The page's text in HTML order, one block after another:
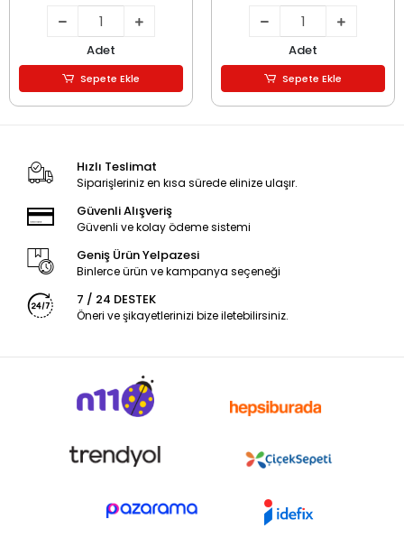
Adet
Sepete Ekle
Adet
Sepete Ekle
Hızlı Teslimat
Siparişleriniz en kısa sürede elinize ulaşır.
Güvenli Alışveriş
Güvenli ve kolay ödeme sistemi
Geniş Ürün Yelpazesi
Binlerce ürün ve kampanya seçeneği
7 / 24 DESTEK
Öneri ve şikayetlerinizi bize iletebilirsiniz.